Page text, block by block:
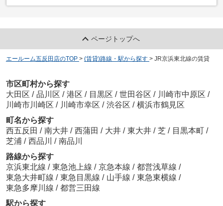
ページトップへ
エールーム五反田店のTOP > (賃貸)路線・駅から探す > JR京浜東北線の賃貸
市区町村から探す
大田区 / 品川区 / 港区 / 目黒区 / 世田谷区 / 川崎市中原区 /
川崎市川崎区 / 川崎市幸区 / 渋谷区 / 横浜市鶴見区
町名から探す
西五反田 / 南大井 / 西蒲田 / 大井 / 東大井 / 芝 / 目黒本町 /
芝浦 / 西品川 / 南品川
路線から探す
京浜東北線 / 東急池上線 / 京急本線 / 都営浅草線 /
東急大井町線 / 東急目黒線 / 山手線 / 東急東横線 /
東急多摩川線 / 都営三田線
駅から探す